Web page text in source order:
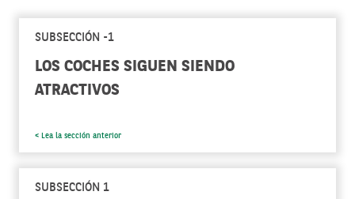
SUBSECCIÓN -1
LOS COCHES SIGUEN SIENDO
ATRACTIVOS
< Lea la sección anterior
SUBSECCIÓN 1